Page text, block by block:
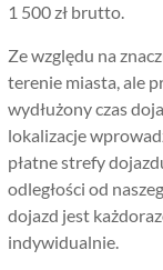
1 500 zł brutto.
Ze względu na
terenie miasta, ale
wydłużony czas
lokalizacje
płatne strefy
odległości od
dojazd jest
indywidualnie.